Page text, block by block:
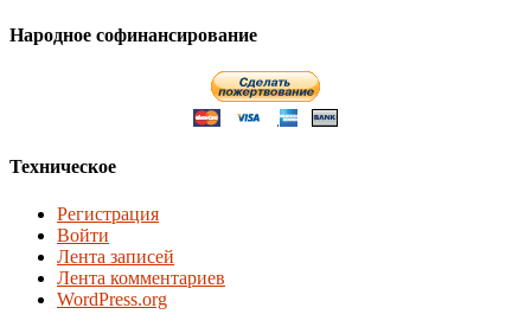
Народное софинансирование
Техническое
Регистрация
Войти
Лента записей
Лента комментариев
WordPress.org